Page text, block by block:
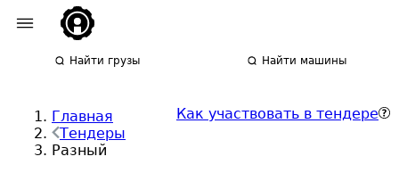
Найти грузы Найти машины
Главная
Тендеры
Разный
Как участвовать в тендере